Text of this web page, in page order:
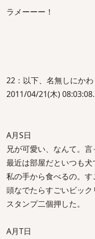
ラメーーー！
22：以下、名無しにか
2011/04/21(木)
A月S日
兄が可愛い、なんて。言
最近は部屋だといつも犬
私の手から食べるの。す
頭なでたらすごいビック
スタンプ二個押した。
A月T日